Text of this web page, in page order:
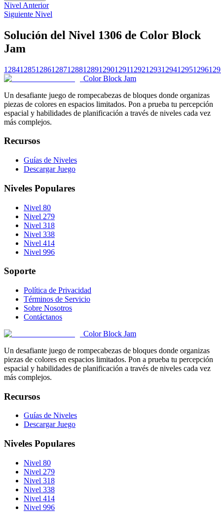
Nivel Anterior
Siguiente Nivel
Solución del Nivel 1306 de Color Block
Jam
1284128512861287128812891290129112921293129412951296
Color Block Jam
Un desafiante juego de rompecabezas de bloques donde organizas
piezas de colores en espacios limitados. Pon a prueba tu percepción
espacial y habilidades de planificación a través de niveles cada vez
más complejos.
Recursos
Guías de Niveles
Descargar Juego
Niveles Populares
Nivel 80
Nivel 279
Nivel 318
Nivel 338
Nivel 414
Nivel 996
Soporte
Política de Privacidad
Términos de Servicio
Sobre Nosotros
Contáctanos
Color Block Jam
Un desafiante juego de rompecabezas de bloques donde organizas
piezas de colores en espacios limitados. Pon a prueba tu percepción
espacial y habilidades de planificación a través de niveles cada vez
más complejos.
Recursos
Guías de Niveles
Descargar Juego
Niveles Populares
Nivel 80
Nivel 279
Nivel 318
Nivel 338
Nivel 414
Nivel 996